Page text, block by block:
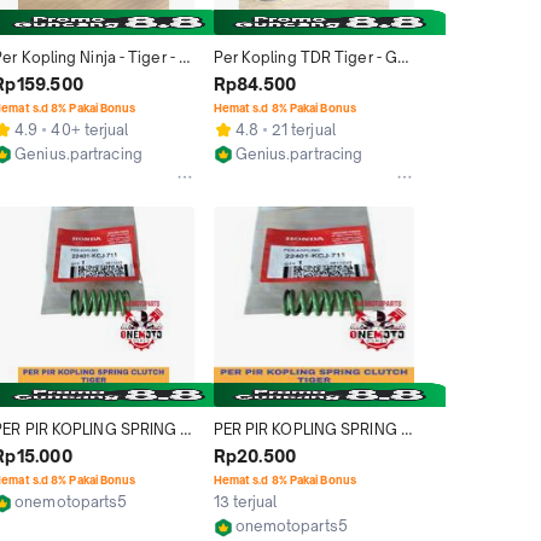
Kopling Ninja - Tiger -
- Mx King Moto 1
s.d 8% Pakai Bonus
4.9
40+ terjual
Genius.partracing
Per Kopling TDR Tiger - GL
Pro - Mega Pro - CRF 150 -
Verza Original
Rp84.500
Hemat s.d 8% Pakai Bonus
4.8
21 terjual
Genius.partracing
PIR KOPLING SPRING
TIGER HONDA
22401-KCJ-711
s.d 8% Pakai Bonus
onemotoparts5
PER PIR KOPLING SPRING
CLUTCH TIGER HONDA
ORIGINAL 22401-KCJ-711
Rp20.500
Hemat s.d 8% Pakai Bonus
13 terjual
onemotoparts5